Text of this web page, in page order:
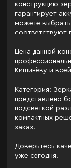
конструкцию
гарантирует
можете
соответствуют
Цена данной
Кишинёву и
Категория:
представлено
подсветкой
компактных
заказ.
Доверьтесь
уже сегодня!